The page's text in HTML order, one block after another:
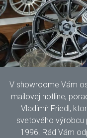
V showroome Vám
mailovej hotline,
Vladimír Friedl,
svetového výrobcu
1996. Rád Vám